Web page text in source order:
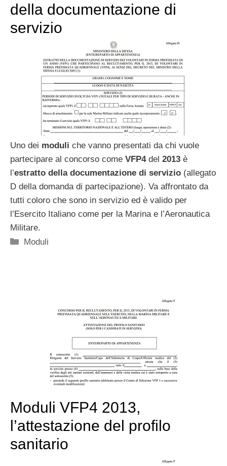
della documentazione di
servizio
Uno dei moduli che vanno presentati da chi vuole
partecipare al concorso come VFP4del 2013 è
l’estratto della documentazione di servizio (allegato
D della domanda di partecipazione). Va affrontato da
tutti coloro che sono in servizio ed è valido per
l’Esercito Italiano come per la Marina e l’Aeronautica
Militare.
Categorie
Moduli
Moduli VFP4 2013,
l’attestazione del profilo
sanitario